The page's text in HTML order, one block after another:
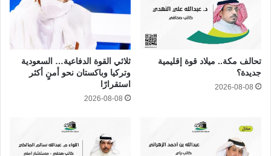
تحالف مكة.. ميلاد قوة إقليمية
جديدة؟
2026-08-08
ثلاثي القوة الدفاعية… السعودية
وتركيا وباكستان نحو أمنٍ أكثر
استقرارًا
2026-08-08